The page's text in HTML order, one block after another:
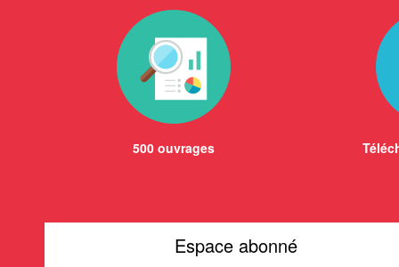
500 ouvrages
Espace abonné